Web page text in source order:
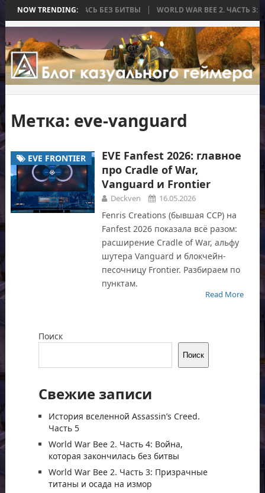
NOW TRENDING:
КОТОРАЯ ЗАКОНЧИЛАСЬ БЕЗ БИТВЫ WORLD WAR BEE 2. ЧАСТЬ
Метка: eve-vanguard
EVE FRONTIER
EVE Fanfest 2026: главное
про Cradle of War,
Vanguard и Frontier
Deckven 16.05.2026
Fenris Creations (бывшая CCP) на
Fanfest 2026 показала всё разом:
расширение Cradle of War, альфу
шутера Vanguard и блокчейн-
песочницу Frontier. Разбираем по
пунктам.
Read More
Поиск
Поиск
Свежие записи
История вселенной Assassin’s Creed.
Часть 5
World War Bee 2. Часть 4: Война,
которая закончилась без битвы
World War Bee 2. Часть 3: Призрачные
титаны и осада на измор